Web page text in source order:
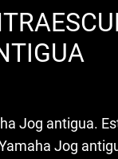
Jog antigua.
Jog